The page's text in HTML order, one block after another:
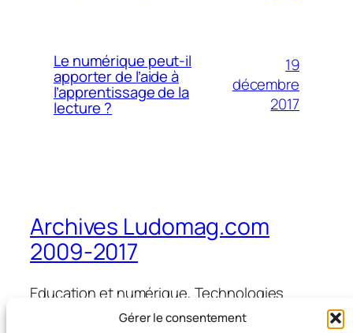
Gérer le consentement
Le numérique peut-il
apporter de l’aide à
l’apprentissage de la
lecture ?
19
décembre
2017
Archives Ludomag.com
2009-2017
Education et numérique, Technologies
d'Apprentissage, e-learning, serious games,